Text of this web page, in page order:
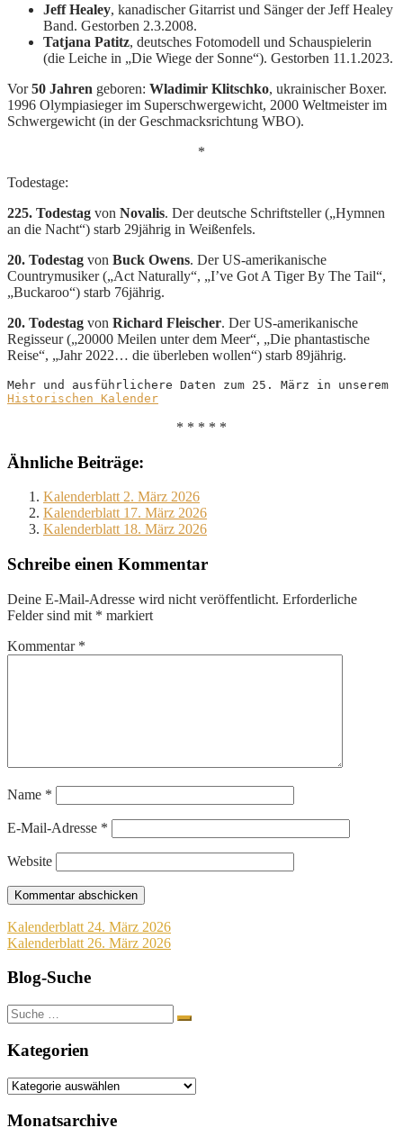
Jeff Healey, kanadischer Gitarrist und Sänger der Jeff Healey
Band. Gestorben 2.3.2008.
Tatjana Patitz, deutsches Fotomodell und Schauspielerin
(die Leiche in „Die Wiege der Sonne“). Gestorben 11.1.2023.
Vor50 Jahren geboren: Wladimir Klitschko, ukrainischer Boxer.
1996 Olympiasieger im Superschwergewicht, 2000 Weltmeister im
Schwergewicht (in der Geschmacksrichtung WBO).
*
Todestage:
225. Todestag von Novalis. Der deutsche Schriftsteller („Hymnen
an die Nacht“) starb 29jährig in Weißenfels.
20. Todestag von Buck Owens. Der US-amerikanische
Countrymusiker („Act Naturally“, „I’ve Got A Tiger By The Tail“,
„Buckaroo“) starb 76jährig.
20. Todestag von Richard Fleischer. Der US-amerikanische
Regisseur („20000 Meilen unter dem Meer“, „Die phantastische
Reise“, „Jahr 2022… die überleben wollen“) starb 89jährig.
Historischen Kalender
* * * * *
Ähnliche Beiträge:
Kalenderblatt 2. März 2026
Kalenderblatt 17. März 2026
Kalenderblatt 18. März 2026
Schreibe einen Kommentar
Deine E-Mail-Adresse wird nicht veröffentlicht. Erforderliche
Felder sind mit * markiert
Kommentar *
Name *
E-Mail-Adresse *
Website
Beitragsnavigation
Kalenderblatt 24. März 2026
Kalenderblatt 26. März 2026
Blog-Suche
Suche
nach:
Kategorien
Kategorien
Monatsarchive